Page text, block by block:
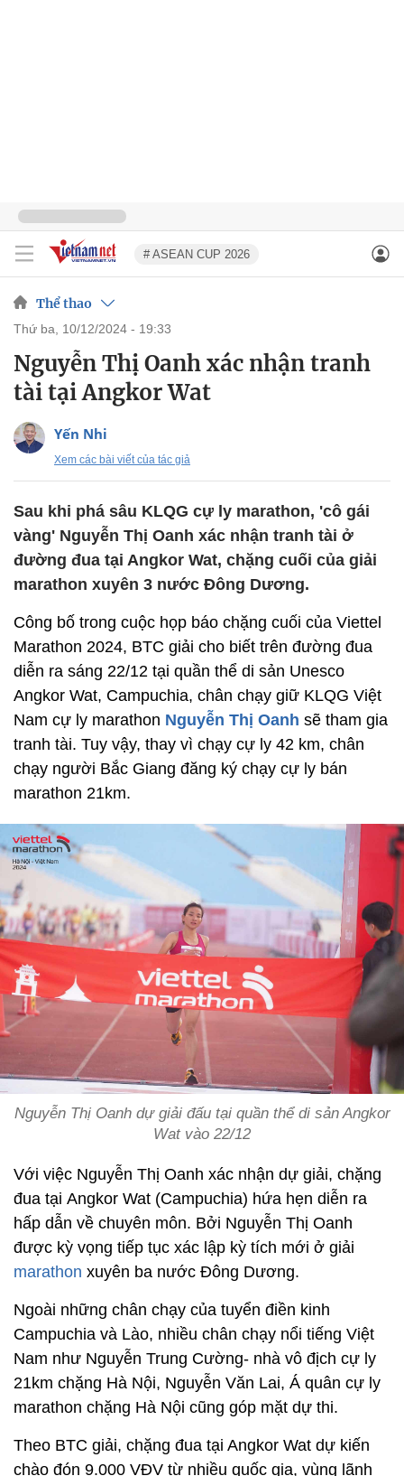
# ASEAN CUP 2026
Thể thao
thứ ba, 10/12/2024 - 19:33
Nguyễn Thị Oanh xác nhận tranh
tài tại Angkor Wat
Yến Nhi
Xem các bài viết của tác giả
Sau khi phá sâu KLQG cự ly marathon, 'cô gái
vàng' Nguyễn Thị Oanh xác nhận tranh tài ở
đường đua tại Angkor Wat, chặng cuối của giải
marathon xuyên 3 nước Đông Dương.
Công bố trong cuộc họp báo chặng cuối của Viettel
Marathon 2024, BTC giải cho biết trên đường đua
diễn ra sáng 22/12 tại quần thể di sản Unesco
Angkor Wat, Campuchia, chân chạy giữ KLQG Việt
Nam cự ly marathon Nguyễn Thị Oanh sẽ tham gia
tranh tài. Tuy vậy, thay vì chạy cự ly 42 km, chân
chạy người Bắc Giang đăng ký chạy cự ly bán
marathon 21km.
Nguyễn Thị Oanh dự giải đấu tại quần thể di sản Angkor
Wat vào 22/12
Với việc Nguyễn Thị Oanh xác nhận dự giải, chặng
đua tại Angkor Wat (Campuchia) hứa hẹn diễn ra
hấp dẫn về chuyên môn. Bởi Nguyễn Thị Oanh
được kỳ vọng tiếp tục xác lập kỳ tích mới ở giải
marathon xuyên ba nước Đông Dương.
Ngoài những chân chạy của tuyển điền kinh
Campuchia và Lào, nhiều chân chạy nổi tiếng Việt
Nam như Nguyễn Trung Cường- nhà vô địch cự ly
21km chặng Hà Nội, Nguyễn Văn Lai, Á quân cự ly
marathon chặng Hà Nội cũng góp mặt dự thi.
Theo BTC giải, chặng đua tại Angkor Wat dự kiến
chào đón 9.000 VĐV từ nhiều quốc gia, vùng lãnh